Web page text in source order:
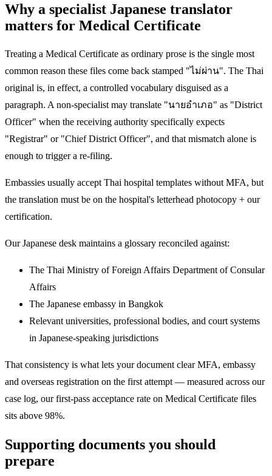
Why a specialist Japanese translator
matters for Medical Certificate
Treating a Medical Certificate as ordinary prose is the single most
common reason these files come back stamped "ไม่ผ่าน". The Thai
original is, in effect, a controlled vocabulary disguised as a
paragraph. A non-specialist may translate "นายอำเภอ" as "District
Officer" when the receiving authority specifically expects
"Registrar" or "Chief District Officer", and that mismatch alone is
enough to trigger a re-filing.
Embassies usually accept Thai hospital templates without MFA, but
the translation must be on the hospital's letterhead photocopy + our
certification.
Our Japanese desk maintains a glossary reconciled against:
The Thai Ministry of Foreign Affairs Department of Consular
Affairs
The Japanese embassy in Bangkok
Relevant universities, professional bodies, and court systems
in Japanese-speaking jurisdictions
That consistency is what lets your document clear MFA, embassy
and overseas registration on the first attempt — measured across our
case log, our first-pass acceptance rate on Medical Certificate files
sits above 98%.
Supporting documents you should
prepare